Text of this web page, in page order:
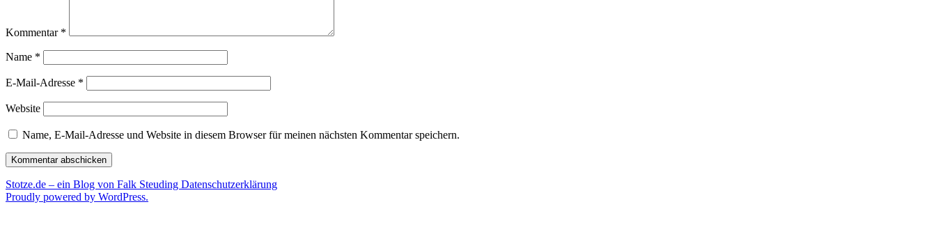
Kommentar *
Name *
E-Mail-Adresse *
Website
Name, E-Mail-Adresse und Website in diesem Browser für meinen nächsten Kommentar speichern.
Stotze.de – ein Blog von Falk Steuding Datenschutzerklärung
Proudly powered by WordPress.